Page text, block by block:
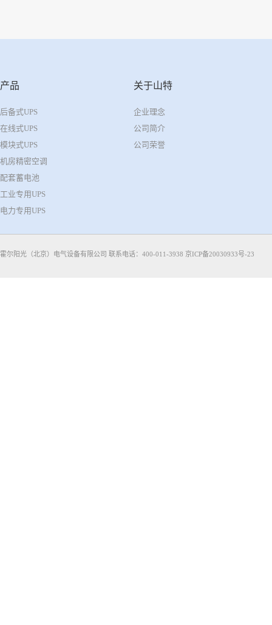
产品
后备式UPS
在线式UPS
模块式UPS
机房精密空调
配套蓄电池
工业专用UPS
电力专用UPS
关于山特
企业理念
公司简介
公司荣誉
霍尔阳光（北京）电气设备有限公司 联系电话：400-011-3938 京ICP备20030933号-23